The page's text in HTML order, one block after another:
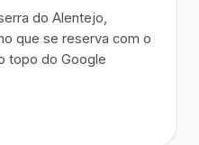
do Alentejo,
que se reserva com o
topo do Google